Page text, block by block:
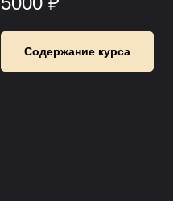
Содержание курса